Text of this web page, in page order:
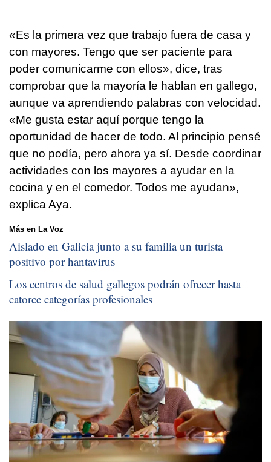
«Es la primera vez que trabajo fuera de casa y
con mayores. Tengo que ser paciente para
poder comunicarme con ellos», dice, tras
comprobar que la mayoría le hablan en gallego,
aunque va aprendiendo palabras con velocidad.
«Me gusta estar aquí porque tengo la
oportunidad de hacer de todo. Al principio pensé
que no podía, pero ahora ya sí. Desde coordinar
actividades con los mayores a ayudar en la
cocina y en el comedor. Todos me ayudan»,
explica Aya.
Más en La Voz
Aislado en Galicia junto a su familia un turista
positivo por hantavirus
Los centros de salud gallegos podrán ofrecer hasta
catorce categorías profesionales